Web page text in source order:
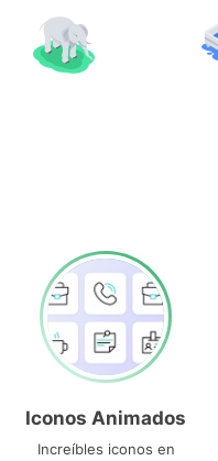
Iconos Animados
Increíbles iconos en